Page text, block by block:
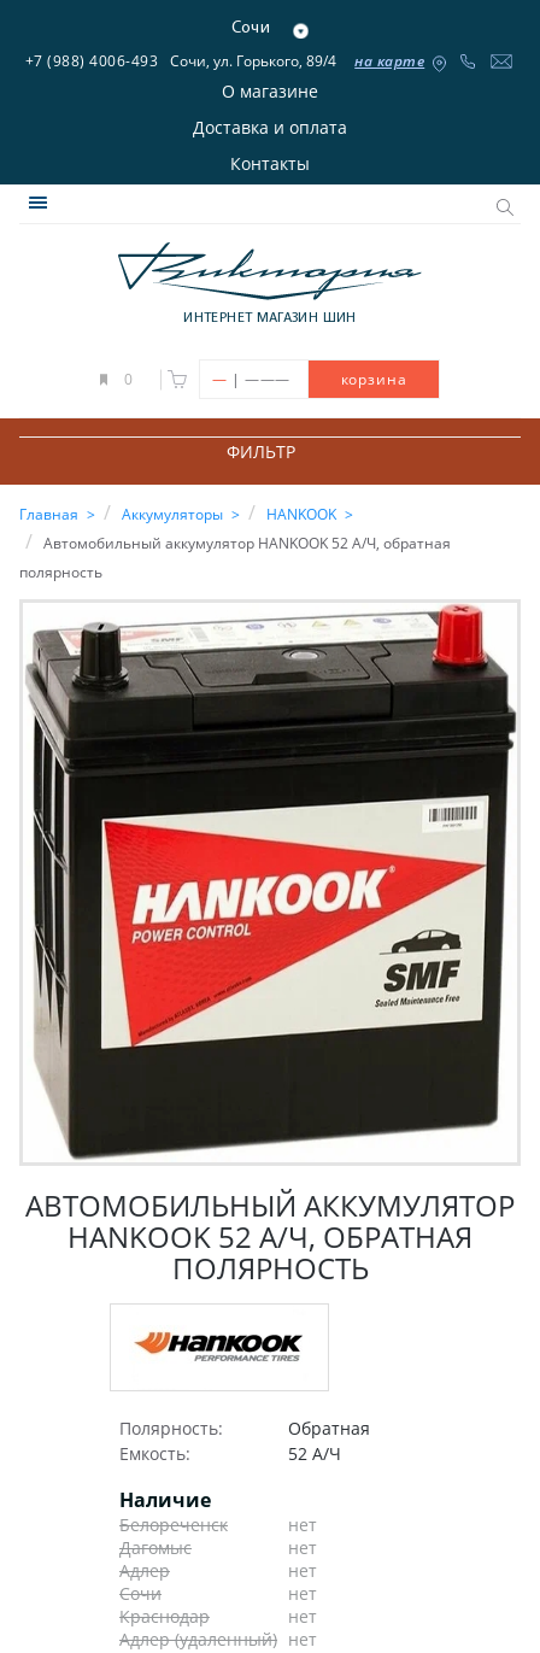
Сочи
+7 (988) 4006-493 Сочи, ул. Горького, 89/4 на карте
О магазине
Доставка и оплата
Контакты
ИНТЕРНЕТ МАГАЗИН ШИН
0 — | ——— корзина
ФИЛЬТР
Главная Аккумуляторы
HANKOOK
Автомобильный аккумулятор HANKOOK 52 А/Ч, обратная
полярность
АВТОМОБИЛЬНЫЙ АККУМУЛЯТОР
HANKOOK 52 А/Ч, ОБРАТНАЯ
ПОЛЯРНОСТЬ
Полярность:
Обратная
Емкость:
52 А/Ч
Наличие
Белореченск
нет
Дагомыс
нет
Адлер
нет
Сочи
нет
Краснодар
нет
Адлер (удаленный) нет